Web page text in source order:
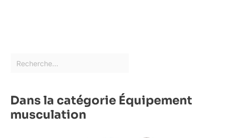
Dans la catégorie Équipement
musculation